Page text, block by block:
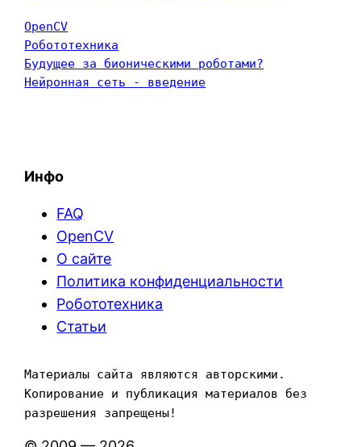
OpenCV
Робототехника
Будущее за бионическими роботами?
Нейронная сеть - введение
Инфо
FAQ
OpenCV
О сайте
Политика конфиденциальности
Робототехника
Статьи
Материалы сайта являются авторскими.
Копирование и публикация материалов без
разрешения запрещены!